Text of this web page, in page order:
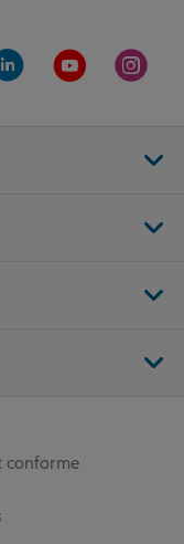
Facebook de Allianz
la page Twitter de
Aller sur la page
Aller sur la
Aller
conforme